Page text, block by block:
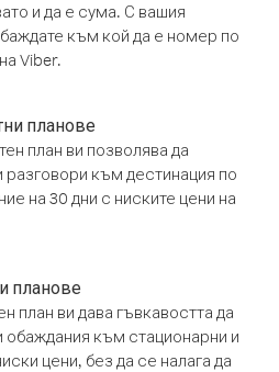
и да е сума. С вашия
към кой да е номер по
Viber.
планове
план ви позволява да
към дестинация по
на 30 дни с ниските цени на
планове
план ви дава гъвкавостта да
към стационарни и
цени, без да се налага да